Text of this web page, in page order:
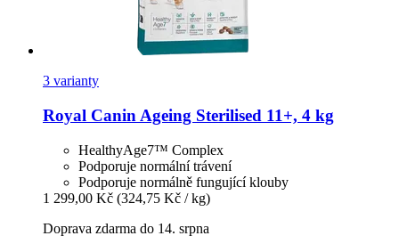
3 varianty
Royal Canin Ageing Sterilised 11+, 4 kg
HealthyAge7™ Complex
Podporuje normální trávení
Podporuje normálně fungující klouby
1 299,00 Kč (324,75 Kč / kg)
Doprava zdarma do 14. srpna